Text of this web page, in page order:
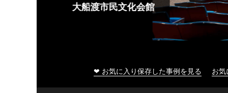
大船渡市民文化会館
❤ お気に入り保存した事例を見る お